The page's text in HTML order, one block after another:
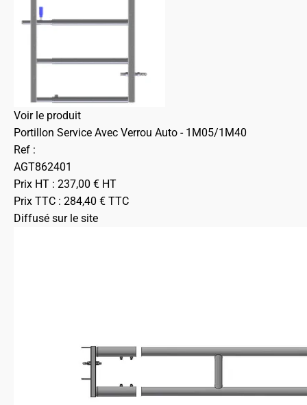
Voir le produit
Portillon Service Avec Verrou Auto - 1M05/1M40
Ref :
AGT862401
Prix HT : 237,00 € HT
Prix TTC : 284,40 € TTC
Diffusé sur le site